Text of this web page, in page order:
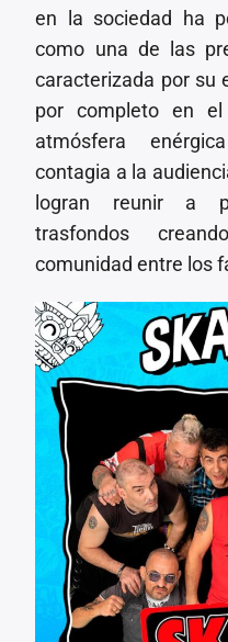
Invencible
en la sociedad ha
como una de las
caracterizada por su
por completo en el
atmósfera
contagia a la
logran reunir a
trasfondos
comunidad entre los